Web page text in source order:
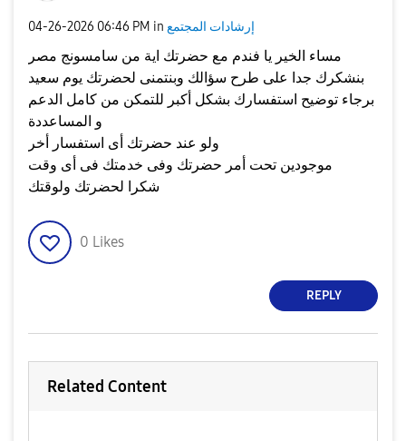
‎04-26-2026 06:46 PM in إرشادات المجتمع
مساء الخير يا فندم مع حضرتك اية من سامسونج مصر
بنشكرك جدا على طرح سؤالك وبنتمنى لحضرتك يوم سعيد
برجاء توضيح استفسارك بشكل أكبر للتمكن من كامل الدعم
و المساعددة
ولو عند حضرتك أى استفسار أخر
موجودين تحت أمر حضرتك وفى خدمتك فى أى وقت
شكرا لحضرتك ولوقتك
0 Likes
REPLY
Related Content